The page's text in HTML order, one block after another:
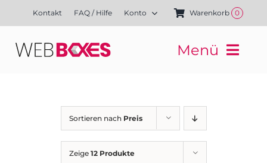
Kontakt FAQ / Hilfe Konto Warenkorb 0
Menü
Kampagnen
Referenzen
Finanzierung
Sortieren nach Preis
Zeige 12 Produkte